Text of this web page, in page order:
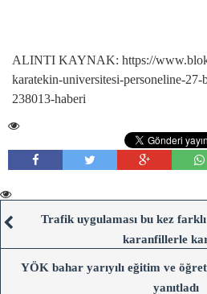
ALINTI KAYNAK: https://
karatekin-universitesi-personeline-
238013-haberi
Trafik uygulaması bu kez
karanfillerle
YÖK bahar yarıyılı eğitim ve
yanıtladı